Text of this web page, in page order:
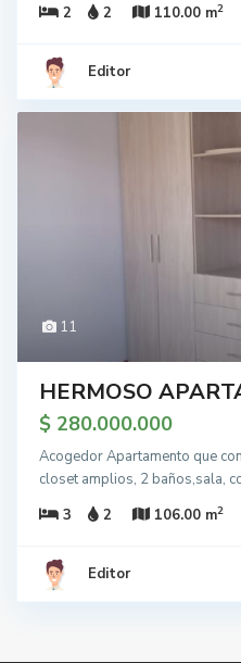
2
2 110.00 m2
Editor
11
HERMOSO
$ 280.000.000
Acogedor Apartamento que
closet amplios, 2 baños,sala,
3
2 106.00 m2
Editor